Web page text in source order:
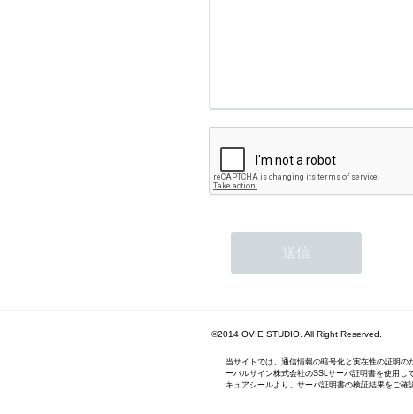
©2014 OVIE STUDIO. All Right Reserved.
当サイトでは、通信情報の暗号化と実在性の証明の
ーバルサイン株式会社のSSLサーバ証明書を使用し
キュアシールより、サーバ証明書の検証結果をご確